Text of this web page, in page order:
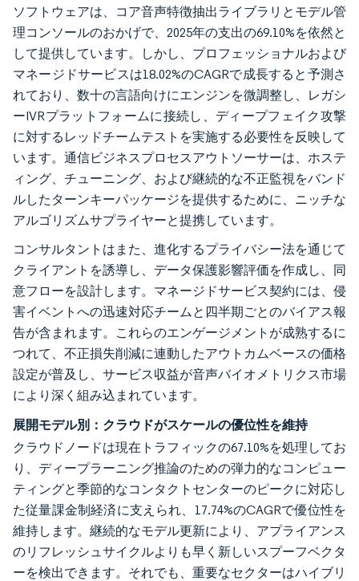
ソフトウェアは、コア音声特徴抽出ライブラリとモデル管
理コンソールのおかげで、2025年の支出の69.10%を依然と
して提供しています。しかし、プロフェッショナルおよび
マネージドサービスは18.02%のCAGRで成長すると予測さ
れており、数十の言語向けにエンジンを微調整し、レガシ
ーIVRプラットフォームに接続し、ディープフェイク攻撃
に対するレッドチームテストを実施する必要性を反映して
います。通信ビジネスプロセスアウトソーサーは、ホステ
ィング、チューニング、および継続的な不正監視をバンド
ルしたターンキーパッケージを提供するために、ニッチな
アルゴリズムサプライヤーと提携しています。
コンサルタントはまた、進化するプライバシー法を通じて
クライアントを誘導し、データ保護影響評価を作成し、同
意フローを設計します。マネージドサービス契約には、侵
害イベントへの迅速対応チームと四半期ごとのバイアス報
告が含まれます。これらのエンゲージメントが成熟するに
つれて、不正損失削減に連動したアウトカムベースの価格
設定が普及し、サービス収益が音声バイオメトリクス市場
により深く組み込まれています。
展開モデル別：クラウドがスケールの優位性を維持
クラウドノードは現在トラフィックの67.10%を処理してお
り、ディープラーニング推論のための弾力的なコンピュー
ティングと季節的なコンタクトセンターのピークに対応し
た従量課金制経済に支えられ、17.74%のCAGRで優位性を
維持します。継続的なモデル更新により、アプライアンス
のリフレッシュサイクルよりも早く新しいスプーフベクタ
ーを検出できます。それでも、重要なセクターはハイブリ